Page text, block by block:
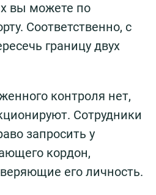
вы можете по
Соответственно, с
границу двух
контроля нет,
Сотрудники
запросить у
кордон,
его личность.